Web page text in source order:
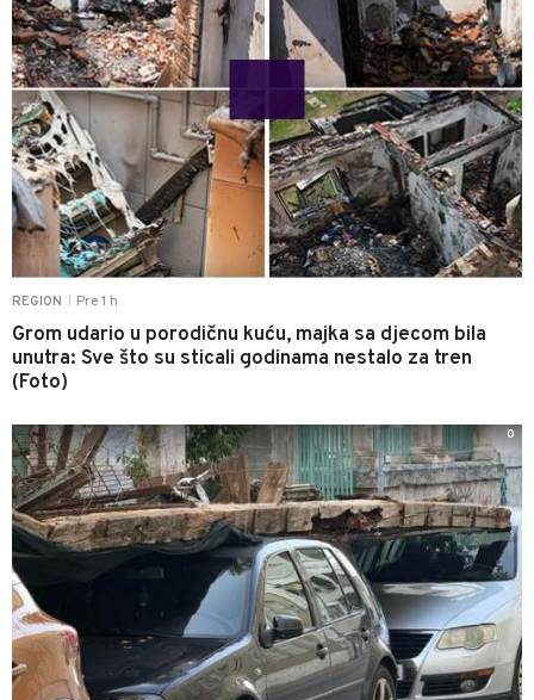
REGION Pre 1 h
Grom udario u porodičnu kuću, majka sa djecom bila
unutra: Sve što su sticali godinama nestalo za tren
(Foto)
0